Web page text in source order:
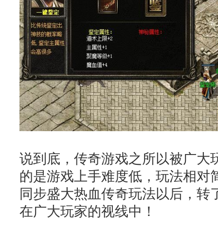
说到底，传奇游戏之所以被广大
的是游戏上手难度低，玩法相对
同步盛大热血传奇玩法以后，转
在广大玩家的视线中！